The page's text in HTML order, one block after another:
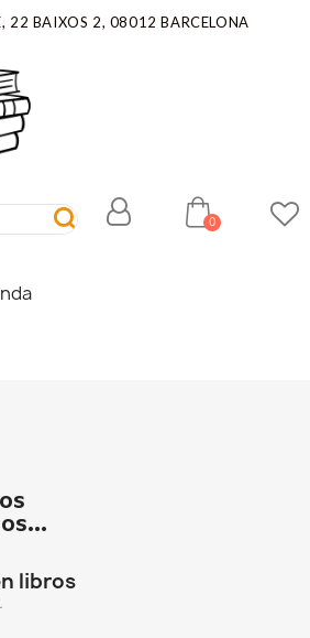
22 BAIXOS 2, 08012 BARCELONA
libros